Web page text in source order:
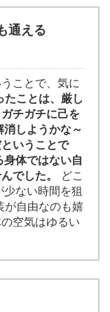
通える
ことで、気に
たことは、厳し
チガチに己を
しようかな～
いうことで
体ではない自
でした。
どこ
ない時間を狙
が自由なのも嬉
空気はゆるい